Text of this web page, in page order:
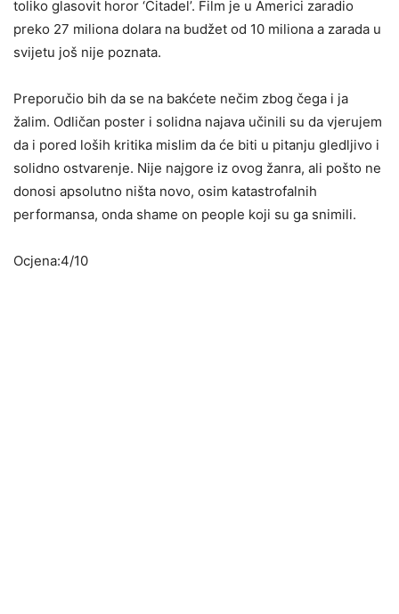
toliko glasovit horor ‘Citadel’. Film je u Americi zaradio
preko 27 miliona dolara na budžet od 10 miliona a zarada u
svijetu još nije poznata.
Preporučio bih da se na bakćete nečim zbog čega i ja
žalim. Odličan poster i solidna najava učinili su da vjerujem
da i pored loših kritika mislim da će biti u pitanju gledljivo i
solidno ostvarenje. Nije najgore iz ovog žanra, ali pošto ne
donosi apsolutno ništa novo, osim katastrofalnih
performansa, onda shame on people koji su ga snimili.
Ocjena:4/10